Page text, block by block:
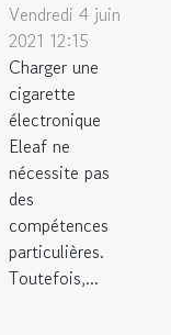
Vendredi 4 juin
2021 12:15
Charger une
cigarette
électronique
Eleaf ne
nécessite pas
des
compétences
particulières.
Toutefois,...